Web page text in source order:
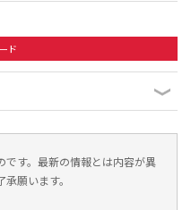
ド
です。最新の情報とは内容が異
願います。